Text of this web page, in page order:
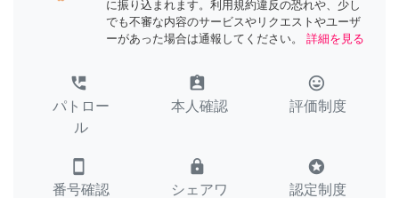
に振り込まれます。利用規約違反の恐れや、少し
でも不審な内容のサービスやリクエストやユーザ
ーがあった場合は通報してください。
詳細を見る
perm_phone_msg
パトロー
ル
assignment_ind
本人確認
tag_faces
評価制度
smartphone
番号確認
lock
シェアワ
stars
認定制度